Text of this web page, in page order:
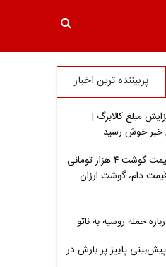
پربیننده ترین اخبار
مبلغ کالابرگ |
خبر خوش رسید
ماجرای جهش میلیونی قیمت گوشت ۴ هزار تومانی
درصدی قیمت دام، گوشت ارزان
حمله روسیه به ناتو
پاییز پر بارش در